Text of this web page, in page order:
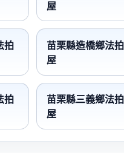
屋
拍
苗栗縣造橋鄉法拍
屋
拍
苗栗縣三義鄉法拍
屋